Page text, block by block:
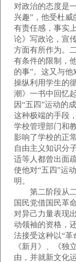
对政治的态度是
兴趣”，他受杜
有责任感，事实
论》写政论，宣
方面有所作为。
有条件的限制，
的事”。这又与
操纵利用学生的
潮》一书中回忆
因“五四”运动的
这种极端的手段
学校管理部门和
影响了学校的正
自由主义知识分
适等人都曾出面
使他对“五四”运
明。
第二阶段从二
国民党借国民革
对异己力量表现
动领袖的资格，
法接受这种以“
《新月》、《独
由，并就新文化